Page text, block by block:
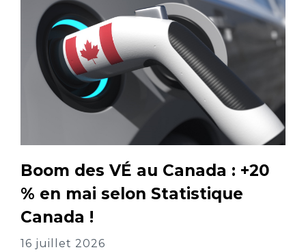
Boom des VÉ au Canada : +20
% en mai selon Statistique
Canada !
16 juillet 2026